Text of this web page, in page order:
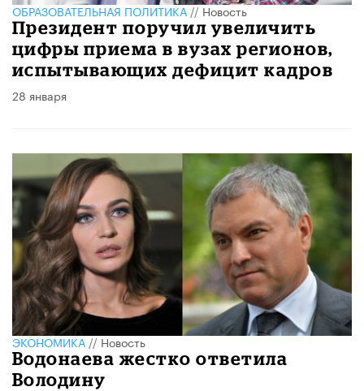
ОБРАЗОВАТЕЛЬНАЯ ПОЛИТИКА//Новость
Президент поручил увеличить
цифры приема в вузах регионов,
испытывающих дефицит кадров
28 января
ЭКОНОМИКА//Новость
Водонаева жестко ответила
Володину